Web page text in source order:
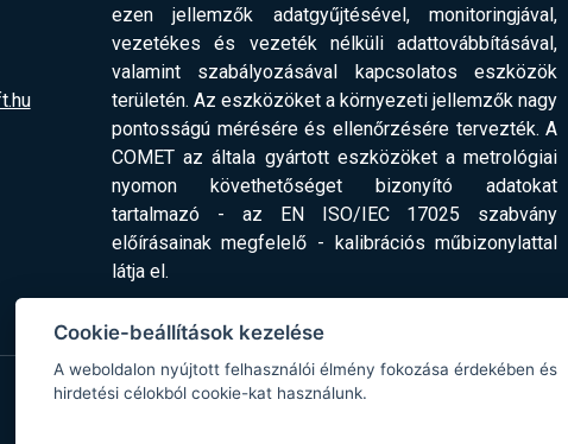
ezen jellemzők adatgyűjtésével, monitoringjával,
vezetékes és vezeték nélküli adattovábbításával,
valamint szabályozásával kapcsolatos eszközök
területén. Az eszközöket a környezeti jellemzők nagy
pontosságú mérésére és ellenőrzésére tervezték. A
COMET az általa gyártott eszközöket a metrológiai
nyomon követhetőséget bizonyító adatokat
tartalmazó - az EN ISO/IEC 17025 szabvány
előírásainak megfelelő -
kalibrációs műbizonylattal
látja el.
Cookie-beállítások kezelése
A weboldalon nyújtott felhasználói élmény fokozása érdekében és
hirdetési célokból cookie-kat használunk.